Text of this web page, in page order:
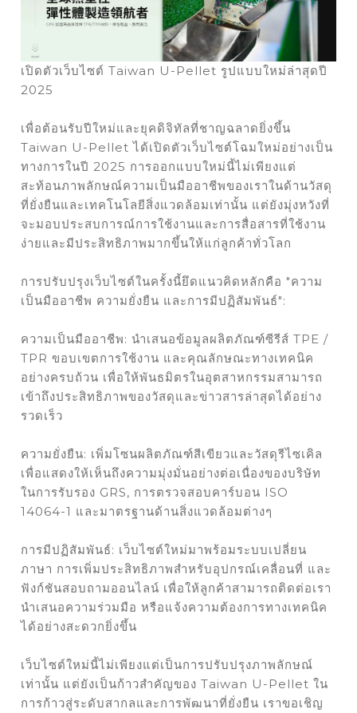
เปิดตัวเว็บไซต์ Taiwan U-Pellet รูปแบบใหม่ล่าสุดปี
2025
เพื่อต้อนรับปีใหม่และยุคดิจิทัลที่ชาญฉลาดยิ่งขึ้น
Taiwan U-Pellet ได้เปิดตัวเว็บไซต์โฉมใหม่อย่างเป็น
ทางการในปี 2025 การออกแบบใหม่นี้ไม่เพียงแต่
สะท้อนภาพลักษณ์ความเป็นมืออาชีพของเราในด้านวัสดุ
ที่ยั่งยืนและเทคโนโลยีสิ่งแวดล้อมเท่านั้น แต่ยังมุ่งหวังที่
จะมอบประสบการณ์การใช้งานและการสื่อสารที่ใช้งาน
ง่ายและมีประสิทธิภาพมากขึ้นให้แก่ลูกค้าทั่วโลก
การปรับปรุงเว็บไซต์ในครั้งนี้ยึดแนวคิดหลักคือ "ความ
เป็นมืออาชีพ ความยั่งยืน และการมีปฏิสัมพันธ์":
ความเป็นมืออาชีพ: นำเสนอข้อมูลผลิตภัณฑ์ซีรีส์ TPE /
TPR ขอบเขตการใช้งาน และคุณลักษณะทางเทคนิค
อย่างครบถ้วน เพื่อให้พันธมิตรในอุตสาหกรรมสามารถ
เข้าถึงประสิทธิภาพของวัสดุและข่าวสารล่าสุดได้อย่าง
รวดเร็ว
ความยั่งยืน: เพิ่มโซนผลิตภัณฑ์สีเขียวและวัสดุรีไซเคิล
เพื่อแสดงให้เห็นถึงความมุ่งมั่นอย่างต่อเนื่องของบริษัท
ในการรับรอง GRS, การตรวจสอบคาร์บอน ISO
14064-1 และมาตรฐานด้านสิ่งแวดล้อมต่างๆ
การมีปฏิสัมพันธ์: เว็บไซต์ใหม่มาพร้อมระบบเปลี่ยน
ภาษา การเพิ่มประสิทธิภาพสำหรับอุปกรณ์เคลื่อนที่ และ
ฟังก์ชันสอบถามออนไลน์ เพื่อให้ลูกค้าสามารถติดต่อเรา
นำเสนอความร่วมมือ หรือแจ้งความต้องการทางเทคนิค
ได้อย่างสะดวกยิ่งขึ้น
เว็บไซต์ใหม่นี้ไม่เพียงแต่เป็นการปรับปรุงภาพลักษณ์
เท่านั้น แต่ยังเป็นก้าวสำคัญของ Taiwan U-Pellet ใน
การก้าวสู่ระดับสากลและการพัฒนาที่ยั่งยืน เราขอเชิญ